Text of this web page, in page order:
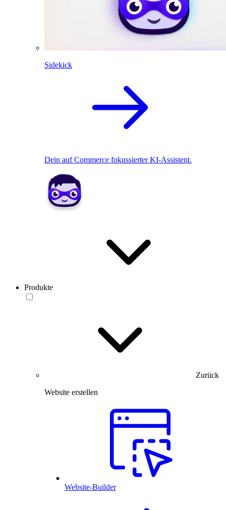
Sidekick
Dein auf Commerce fokussierter KI-Assistent.
Produkte
Zurück
Website erstellen
Website-Builder